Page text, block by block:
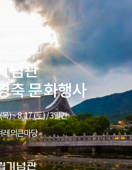
문화행사
념관
축 문화행사
) ~ 8. 17 (토) / 3일간
레의큰마당